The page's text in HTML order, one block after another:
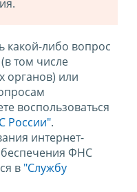
какой-либо вопрос
том числе
органов) или
воспользоваться
России".
интернет-
ФНС
в "Службу